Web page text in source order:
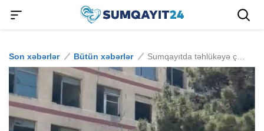
Son xəbərlər Bütün xəbərlər